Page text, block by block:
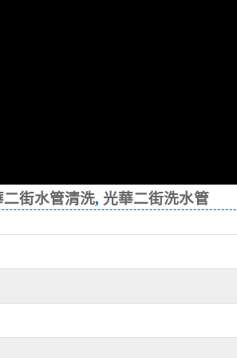
二街水管清洗, 光華二街洗水管